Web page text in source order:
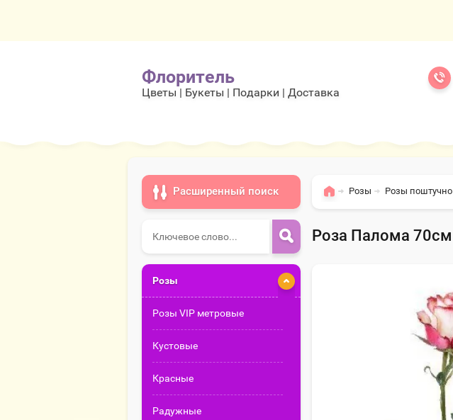
Флоритель
Цветы | Букеты | Подарки | Доставка
Расширенный поиск
Розы
Розы VIP метровые
Кустовые
Красные
Радужные
Розы Розы поштучно
Роза Палома 70см